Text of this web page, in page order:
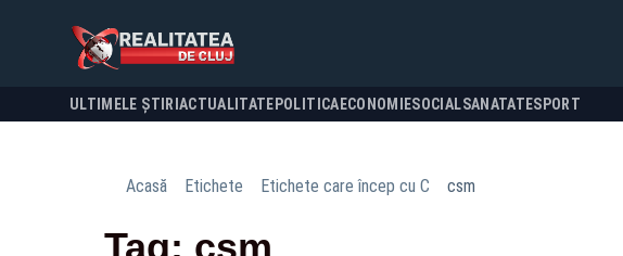
ULTIMELE ȘTIRI ACTUALITATE POLITICA ECONOMIESOCIALSANATATESPORT
Acasă Etichete Etichete care încep cu C csm
Tag: csm